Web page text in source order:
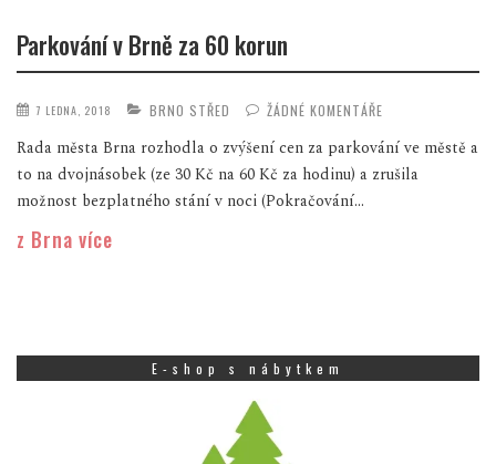
Parkování v Brně za 60 korun
7 LEDNA, 2018 BRNO STŘED ŽÁDNÉ KOMENTÁŘE
Rada města Brna rozhodla o zvýšení cen za parkování ve městě a
to na dvojnásobek (ze 30 Kč na 60 Kč za hodinu) a zrušila
možnost bezplatného stání v noci (Pokračování...
z Brna více
E-shop s nábytkem